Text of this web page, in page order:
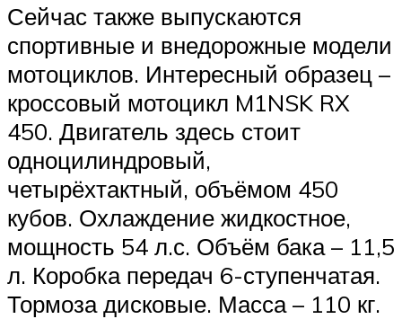
Сейчас также выпускаются
спортивные и внедорожные модели
мотоциклов. Интересный образец –
кроссовый мотоцикл M1NSK RX
450. Двигатель здесь стоит
одноцилиндровый,
четырёхтактный, объёмом 450
кубов. Охлаждение жидкостное,
мощность 54 л.с. Объём бака – 11,5
л. Коробка передач 6-ступенчатая.
Тормоза дисковые. Масса – 110 кг.